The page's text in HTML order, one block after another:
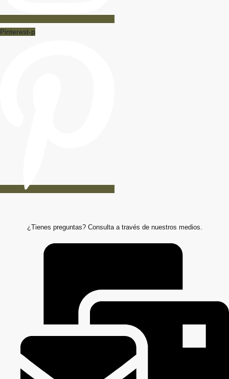
Pinterest-p
¿Tienes preguntas? Consulta a través de nuestros medios.